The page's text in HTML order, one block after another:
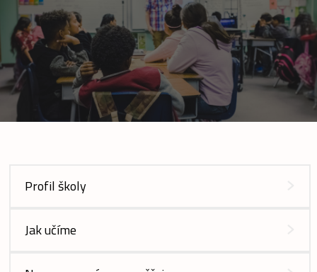
Profil školy
Jak učíme